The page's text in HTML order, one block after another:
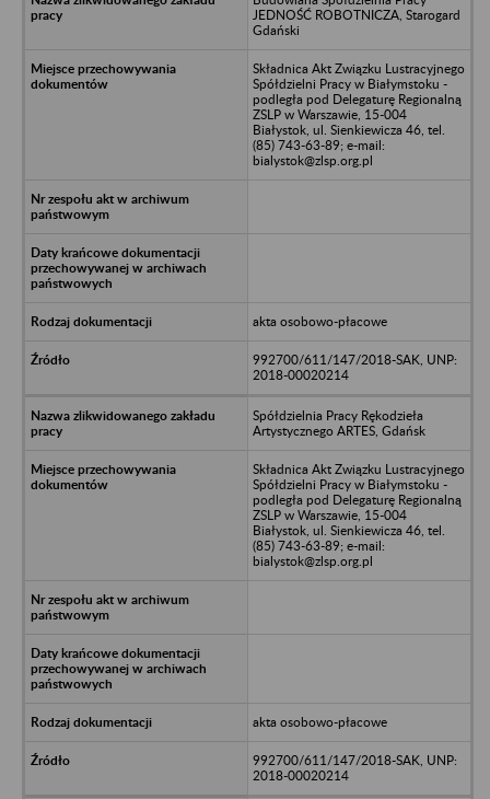
JEDNOŚĆ ROBOTNICZA, Starogard
Gdański
Składnica Akt Związku Lustracyjnego
Spółdzielni Pracy w Białymstoku -
podległa pod Delegaturę Regionalną
ZSLP w Warszawie, 15-004
Białystok, ul. Sienkiewicza 46, tel.
(85) 743-63-89; e-mail:
bialystok@zlsp.org.pl
akta osobowo-płacowe
992700/611/147/2018-SAK, UNP:
2018-00020214
Spółdzielnia Pracy Rękodzieła
Artystycznego ARTES, Gdańsk
Składnica Akt Związku Lustracyjnego
Spółdzielni Pracy w Białymstoku -
podległa pod Delegaturę Regionalną
ZSLP w Warszawie, 15-004
Białystok, ul. Sienkiewicza 46, tel.
(85) 743-63-89; e-mail:
bialystok@zlsp.org.pl
akta osobowo-płacowe
992700/611/147/2018-SAK, UNP:
2018-00020214